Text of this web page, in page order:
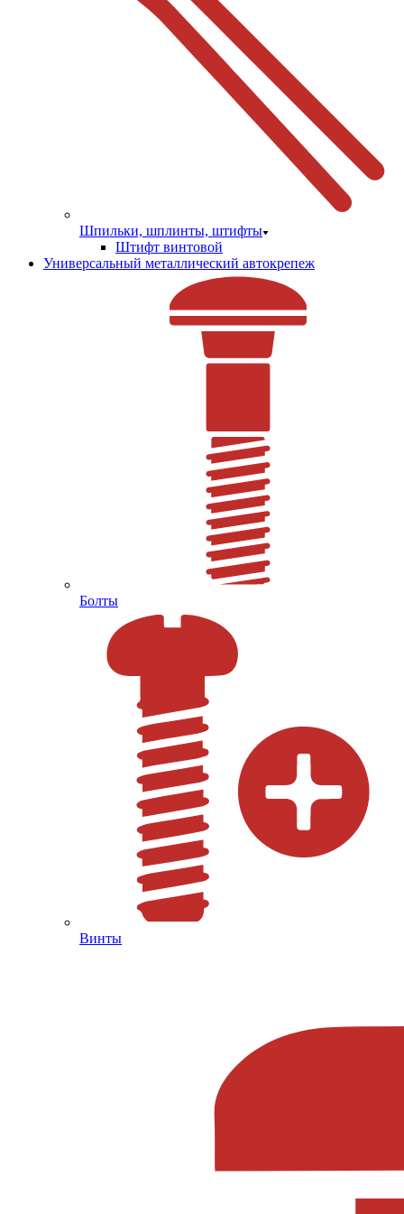
Шпильки, шплинты, штифты
Штифт винтовой
Универсальный металлический автокрепеж
Болты
Винты